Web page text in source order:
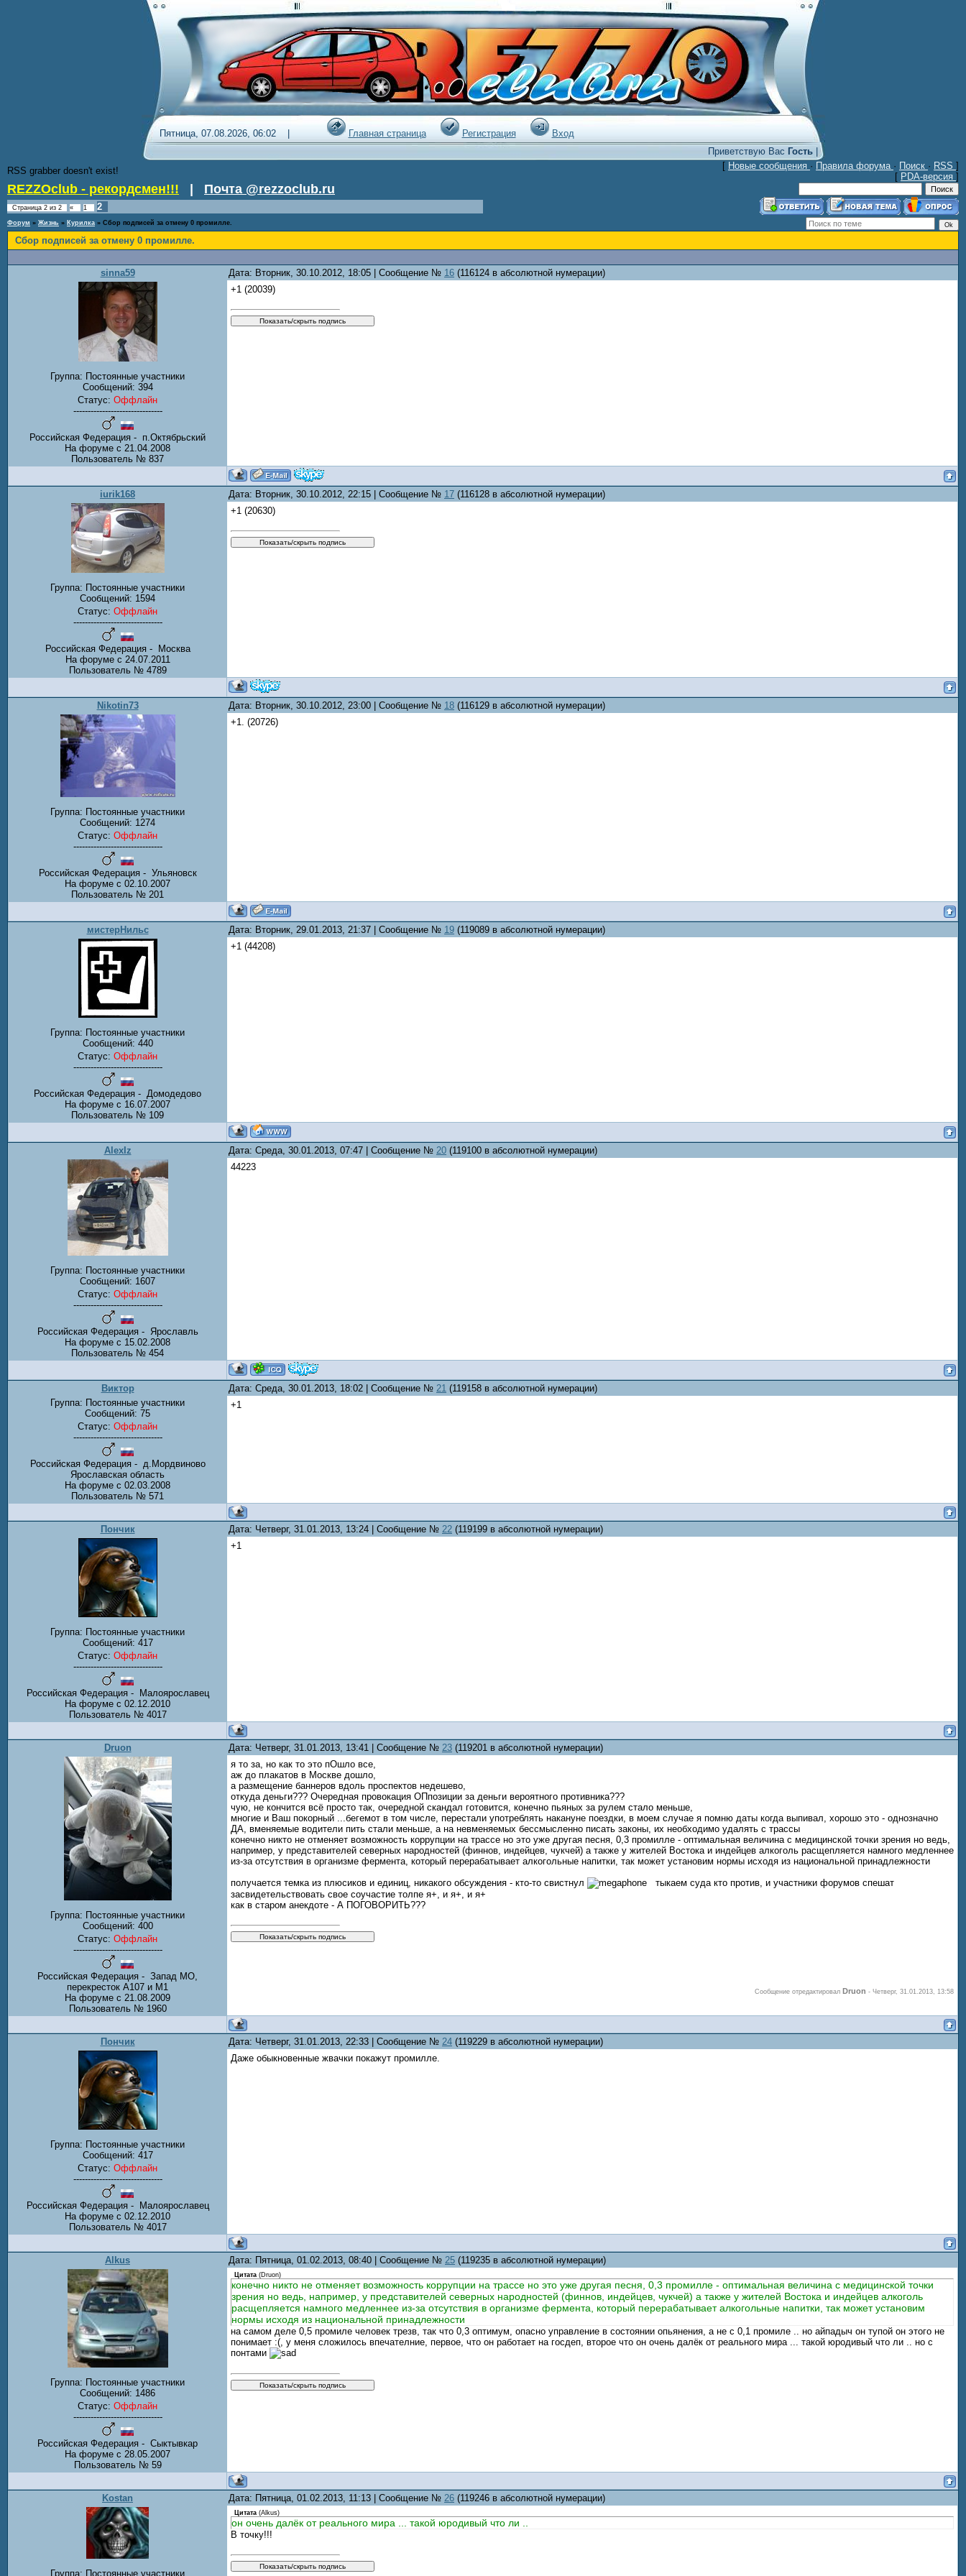
Пятница, 07.08.2026, 06:02 | Главная страница Регистрация
Вход
Приветствую Вас Гость|
RSS grabber doesn't exist!
[ Новые сообщения · Правила форума · Поиск · RSS ]
[ PDA-версия ]
REZZOclub - рекордсмен!!! Почта @rezzoclub.ru
Страница 2 из 2 « 1 2
Форум » Жизнь » Курилка » Cбор подписей за отмену 0 промилле.
Cбор подписей за отмену 0 промилле.
sinna59 Дата: Вторник, 30.10.2012, 18:05 | Сообщение № 16 (116124 в абсолютной нумерации)
Группа: Постоянные участники
Сообщений: 394
Статус: Оффлайн
-------------------------------
Российская Федерация - п.Октябрьский
На форуме с 21.04.2008
Пользователь № 837
+1 (20039)
iurik168 Дата: Вторник, 30.10.2012, 22:15 | Сообщение № 17 (116128 в абсолютной нумерации)
Группа: Постоянные участники
Сообщений: 1594
Статус: Оффлайн
-------------------------------
Российская Федерация - Москва
На форуме с 24.07.2011
Пользователь № 4789
+1 (20630)
Nikotin73 Дата: Вторник, 30.10.2012, 23:00 | Сообщение № 18 (116129 в абсолютной нумерации)
Группа: Постоянные участники
Сообщений: 1274
Статус: Оффлайн
-------------------------------
Российская Федерация - Ульяновск
На форуме с 02.10.2007
Пользователь № 201
+1. (20726)
мистерНильс Дата: Вторник, 29.01.2013, 21:37 | Сообщение № 19 (119089 в абсолютной нумерации)
Группа: Постоянные участники
Сообщений: 440
Статус: Оффлайн
-------------------------------
Российская Федерация - Домодедово
На форуме с 16.07.2007
Пользователь № 109
+1 (44208)
AlexIz Дата: Среда, 30.01.2013, 07:47 | Сообщение № 20 (119100 в абсолютной нумерации)
Группа: Постоянные участники
Сообщений: 1607
Статус: Оффлайн
-------------------------------
Российская Федерация - Ярославль
На форуме с 15.02.2008
Пользователь № 454
44223
Виктор Дата: Среда, 30.01.2013, 18:02 | Сообщение № 21 (119158 в абсолютной нумерации)
Группа: Постоянные участники
Сообщений: 75
Статус: Оффлайн
-------------------------------
Российская Федерация - д.Мордвиново
Ярославская область
На форуме с 02.03.2008
Пользователь № 571
+1
Пончик Дата: Четверг, 31.01.2013, 13:24 | Сообщение № 22 (119199 в абсолютной нумерации)
Группа: Постоянные участники
Сообщений: 417
Статус: Оффлайн
-------------------------------
Российская Федерация - Малоярославец
На форуме с 02.12.2010
Пользователь № 4017
+1
Druon Дата: Четверг, 31.01.2013, 13:41 | Сообщение № 23 (119201 в абсолютной нумерации)
Группа: Постоянные участники
Сообщений: 400
Статус: Оффлайн
-------------------------------
Российская Федерация - Запад МО,
перекресток А107 и М1
На форуме с 21.08.2009
Пользователь № 1960
я то за, но как то это пОшло все,
аж до плакатов в Москве дошло,
а размещение баннеров вдоль проспектов недешево,
откуда деньги??? Очередная провокация ОПпозиции за деньги вероятного противника???
чую, не кончится всё просто так, очередной скандал готовится, конечно пьяных за рулем стало меньше,
многие и Ваш покорный ...бегемот в том числе, перестали употреблять накануне поездки, в моем случае я помню даты когда выпивал, хорошо это - однозначно
ДА, вменяемые водители пить стали меньше, а на невменяемых бессмысленно писать законы, их необходимо удалять с трассы
конечно никто не отменяет возможность коррупции на трассе но это уже другая песня, 0,3 промилле - оптимальная величина с медицинской точки зрения но ведь,
например, у представителей северных народностей (финнов, индейцев, чукчей) а также у жителей Востока и индейцев алкоголь расщепляется намного медленнее
из-за отсутствия в организме фермента, который перерабатывает алкогольные напитки, так может установим нормы исходя из национальной принадлежности
получается темка из плюсиков и единиц, никакого обсуждения - кто-то свистнул
тыкаем суда кто против, и участники форумов спешат
засвидетельствовать свое соучастие толпе я+, и я+, и я+
как в старом анекдоте - А ПОГОВОРИТЬ???
Сообщение отредактировал Druon - Четверг, 31.01.2013, 13:58
Пончик Дата: Четверг, 31.01.2013, 22:33 | Сообщение № 24 (119229 в абсолютной нумерации)
Группа: Постоянные участники
Сообщений: 417
Статус: Оффлайн
-------------------------------
Российская Федерация - Малоярославец
На форуме с 02.12.2010
Пользователь № 4017
Даже обыкновенные жвачки покажут промилле.
Alkus Дата: Пятница, 01.02.2013, 08:40 | Сообщение № 25 (119235 в абсолютной нумерации)
Группа: Постоянные участники
Сообщений: 1486
Статус: Оффлайн
-------------------------------
Российская Федерация - Сыктывкар
На форуме с 28.05.2007
Пользователь № 59
Цитата (Druon)
конечно никто не отменяет возможность коррупции на трассе но это уже другая песня, 0,3 промилле - оптимальная величина с медицинской точки
зрения но ведь, например, у представителей северных народностей (финнов, индейцев, чукчей) а также у жителей Востока и индейцев алкоголь
расщепляется намного медленнее из-за отсутствия в организме фермента, который перерабатывает алкогольные напитки, так может установим
нормы исходя из национальной принадлежности
на самом деле 0,5 промиле человек трезв, так что 0,3 оптимум, опасно управление в состоянии опьянения, а не с 0,1 промиле .. но айпадыч он тупой он этого не
понимает :(, у меня сложилось впечателние, первое, что он работает на госдеп, второе что он очень далёк от реального мира ... такой юродивый что ли .. но с
понтами
Kostan Дата: Пятница, 01.02.2013, 11:13 | Сообщение № 26 (119246 в абсолютной нумерации)
Группа: Постоянные участники
Цитата (Alkus)
он очень далёк от реального мира ... такой юродивый что ли ..
В точку!!!